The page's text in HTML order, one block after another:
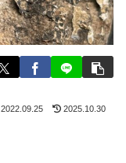
2022.09.25 2025.10.30